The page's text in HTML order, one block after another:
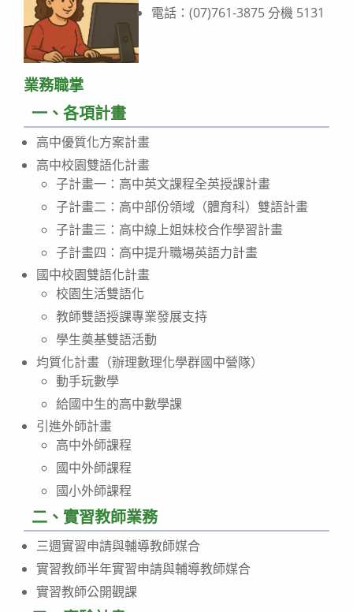
電話：(07)761-3875 分機 5131
業務職掌
一、各項計畫
高中優質化方案計畫
高中校園雙語化計畫
子計畫一：高中英文課程全英授課計畫
子計畫二：高中部份領域（體育科）雙語計畫
子計畫三：高中線上姐妹校合作學習計畫
子計畫四：高中提升職場英語力計畫
國中校園雙語化計畫
校園生活雙語化
教師雙語授課專業發展支持
學生奠基雙語活動
均質化計畫（辦理數理化學群國中營隊）
動手玩數學
給國中生的高中數學課
引進外師計畫
高中外師課程
國中外師課程
國小外師課程
二、實習教師業務
三週實習申請與輔導教師媒合
實習教師半年實習申請與輔導教師媒合
實習教師公開觀課